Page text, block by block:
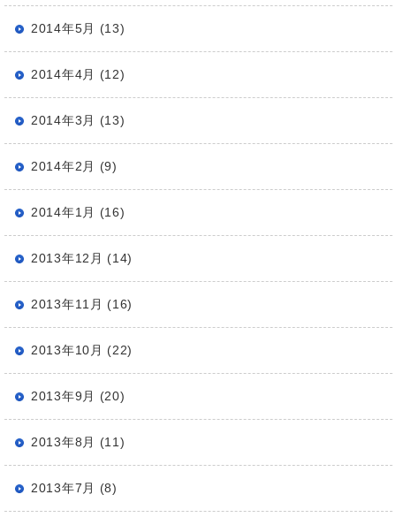
2014年5月 (13)
2014年4月 (12)
2014年3月 (13)
2014年2月 (9)
2014年1月 (16)
2013年12月 (14)
2013年11月 (16)
2013年10月 (22)
2013年9月 (20)
2013年8月 (11)
2013年7月 (8)